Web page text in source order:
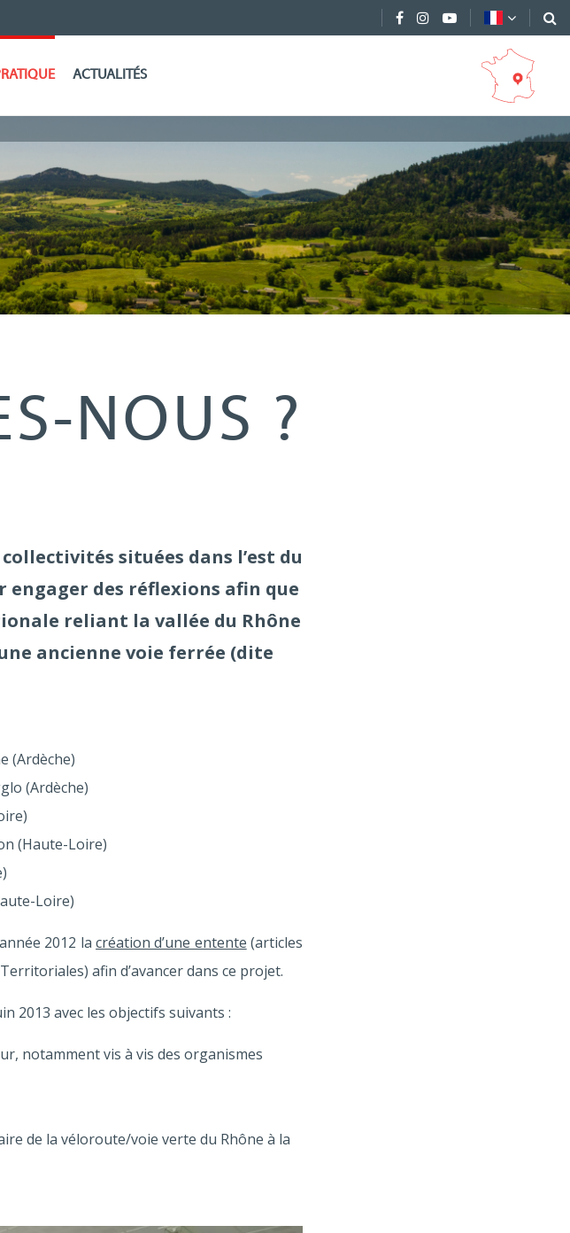
ACTUALITÉS
NOUS ?
situées dans l’est du
des réflexions afin que
reliant la vallée du Rhône
ancienne voie ferrée (dite
(Ardèche)
(Ardèche)
(Haute-Loire)
Loire)
2012 lacréation d’une entente (articles
afin d’avancer dans ce projet.
2013 avec les objectifs suivants :
notamment vis à vis des organismes
de la véloroute/voie verte du Rhône à la